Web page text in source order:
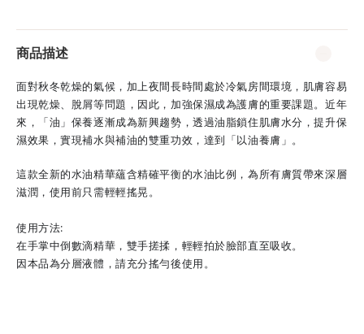
商品描述
面對秋冬乾燥的氣候，加上夜間長時間處於冷氣房間環境，肌膚容易
出現乾燥、脫屑等問題，因此，加強保濕成為護膚的重要課題。近年
來，「油」保養逐漸成為新興趨勢，透過油脂鎖住肌膚水分，提升保
濕效果，實現補水與補油的雙重功效，達到「以油養膚」。
這款全新的水油精華蘊含精確平衡的水油比例，為所有膚質帶來深層
滋潤，使用前只需輕輕搖晃。
使用方法:
在手掌中倒數滴精華，雙手搓揉，輕輕拍於臉部直至吸收。
因本品為分層液體，請充分搖勻後使用。